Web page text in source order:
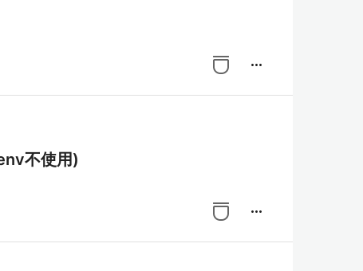
more_horiz
不使用)
more_horiz